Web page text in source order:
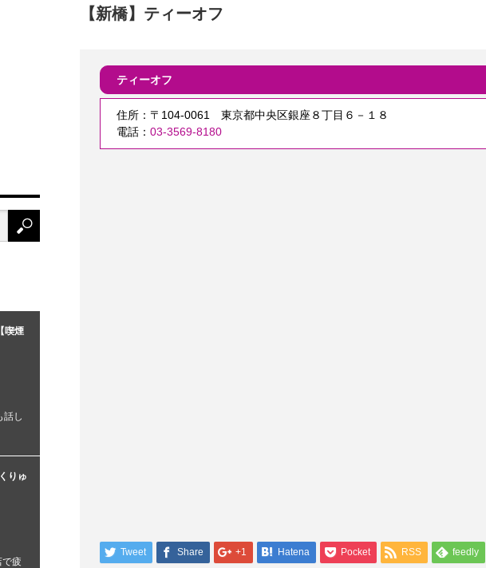
【新橋】ティーオフ
ティーオフ
住所：〒104-0061 東京都中央区銀座８丁目６－１８
電話： 03-3569-8180
Tweet Share +1 Hatena Pocket RSS feedly
喫煙
話し
りゅ
疲